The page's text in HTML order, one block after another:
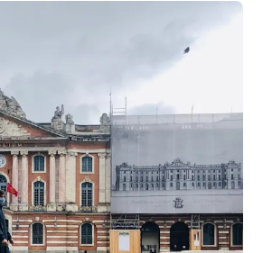
MOMENT